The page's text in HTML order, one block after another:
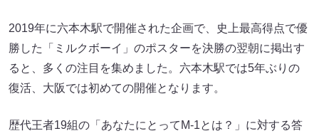
2019年に六本木駅で開催された企画で、史上最高得点で優
勝した「ミルクボーイ」のポスターを決勝の翌朝に掲出す
ると、多くの注目を集めました。六本木駅では5年ぶりの
復活、大阪では初めての開催となります。
歴代王者19組の「あなたにとってM-1とは？」に対する答